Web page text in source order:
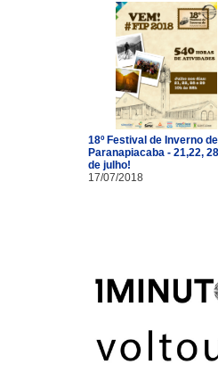
18º Festival de Inverno de
Paranapiacaba - 21,22,
de julho!
17/07/2018